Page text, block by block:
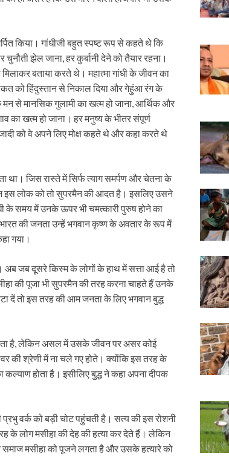
किया। गांधीजी बहुत स्पष्ट रूप से कहते थे कि
झेल जाना, हर कुर्बानी देने को तैयार रहना।
मिलाकर बताया करते थे। महात्मा गांधी के जीवन का
को हिंदुस्तान से निकाल दिया और गेहुंआ रंग के
से मानसिक गुलामी का खत्म हो जाना, आर्थिक और
का खत्म हो जाना। हर मनुष्य के भीतर संपूर्ण
को वे अपने लिए मोक्ष कहते थे और कहा करते थे
था। जिस रास्ते में सिर्फ त्याग समर्पण और चेतना के
इस लोक को तो सुपरमैन की आदत है। इसलिए उसने
के समय में उनके ऊपर भी चमत्कारी पुरुष होने का
भारत की जनता उन्हें भगवान कृष्ण के अवतार के रूप में
गया।
अब जब दूसरे किस्म के लोगों के हाथ में सत्ता आई है तो
की पूजा भी सुपरमैन की तरह करना चाहते हैं उनके
दें तो इस तरह की आम जनता के लिए भगवान बुद्ध
है, लेकिन असल में उसके जीवन पर असर कोई
की श्रेणी में ना चले गए होते। क्योंकि इस तरह के
कल्याण होता है। इसीलिए बुद्ध ने कहा अपना दीपक
वर्क को बड़ी चोट पहुंचती है। सत्य की इस रोशनी
के लोग मसीहा की देह की हत्या कर देते हैं। लेकिन
समाज मसीहा को पूजने लगता है और उसके हत्यारे को